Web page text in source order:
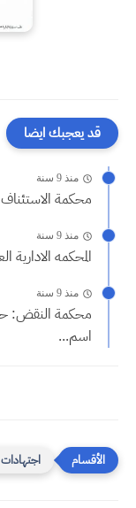
قد يعجبك ايضا
منذ 9 سنة
محكمة الاستئناف
منذ 9 سنة
المحكمه الادارية
منذ 9 سنة
محكمة النقض:
اسم...